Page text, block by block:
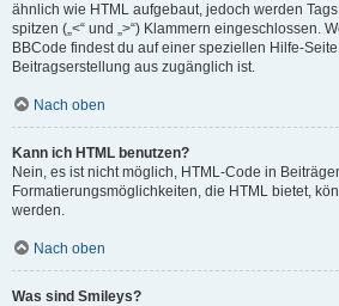
ähnlich wie HTML aufgebaut, jedoch werden Tags
spitzen („<“ und „>“) Klammern eingeschlossen.
BBCode findest du auf einer speziellen Hilfe-
Beitragserstellung aus zugänglich ist.
Nach oben
Kann ich HTML benutzen?
Nein, es ist nicht möglich, HTML-Code in
Formatierungsmöglichkeiten, die HTML bietet,
werden.
Nach oben
Was sind Smileys?